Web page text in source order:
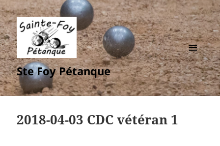
Ste Foy Pétanque
MENU
ET
WIDGETS
2018-04-03 CDC vétéran 1